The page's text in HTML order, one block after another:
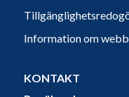
Information om
KONTAKT